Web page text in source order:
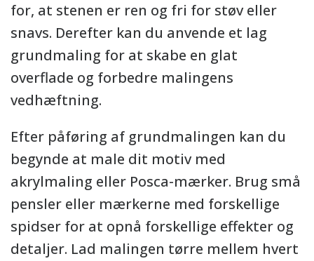
for, at stenen er ren og fri for støv eller
snavs. Derefter kan du anvende et lag
grundmaling for at skabe en glat
overflade og forbedre malingens
vedhæftning.
Efter påføring af grundmalingen kan du
begynde at male dit motiv med
akrylmaling eller Posca-mærker. Brug små
pensler eller mærkerne med forskellige
spidser for at opnå forskellige effekter og
detaljer. Lad malingen tørre mellem hvert